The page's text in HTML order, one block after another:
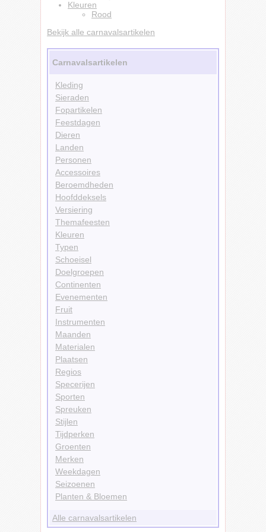
Kleuren
Rood
Bekijk alle carnavalsartikelen
Carnavalsartikelen
Kleding
Sieraden
Fopartikelen
Feestdagen
Dieren
Landen
Personen
Accessoires
Beroemdheden
Hoofddeksels
Versiering
Themafeesten
Kleuren
Typen
Schoeisel
Doelgroepen
Continenten
Evenementen
Fruit
Instrumenten
Maanden
Materialen
Plaatsen
Regios
Specerijen
Sporten
Spreuken
Stijlen
Tijdperken
Groenten
Merken
Weekdagen
Seizoenen
Planten & Bloemen
Alle carnavalsartikelen